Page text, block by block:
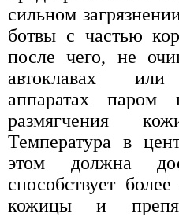
сильном
ботвы с частью
после чего, не
автоклавах или
аппаратах паром
размягчения
Температура в
этом должна
способствует
кожицы и